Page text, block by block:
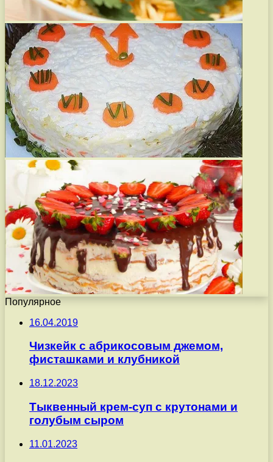
Популярное
16.04.2019
Чизкейк с абрикосовым джемом,
фисташками и клубникой
18.12.2023
Тыквенный крем-суп с крутонами и
голубым сыром
11.01.2023